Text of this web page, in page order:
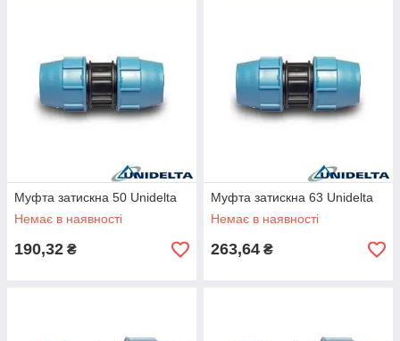
Муфта затискна 50 Unidelta
Немає в наявності
190,32 ₴
Муфта затискна 63 Unidelta
Немає в наявності
263,64 ₴